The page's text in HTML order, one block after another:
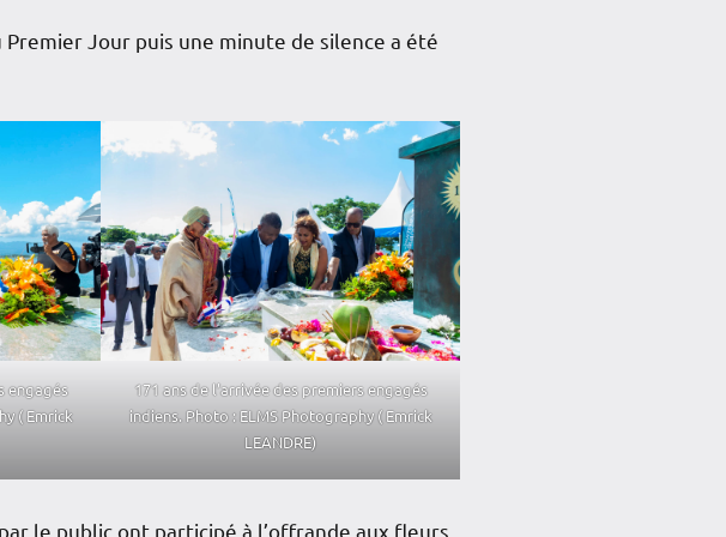
Jour puis une minute de silence a été
engagés
( Emrick
171 ans de l’arrivée des premiers engagés
indiens. Photo : ELMS Photography ( Emrick
LEANDRE)
le public ont participé à l’offrande aux fleurs